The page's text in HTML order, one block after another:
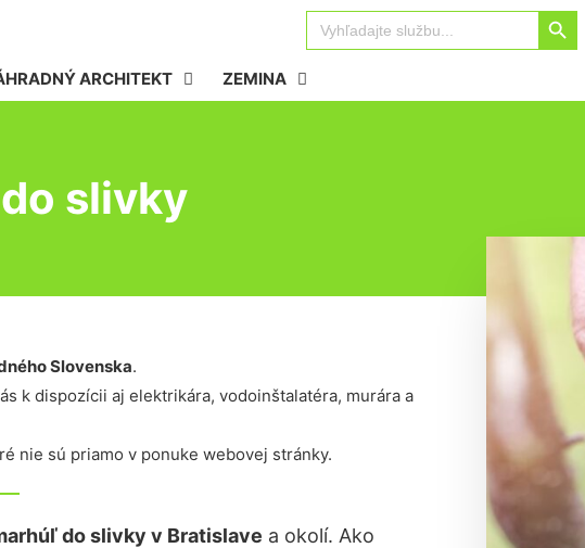
Search
for:
Search Button
ARCHITEKT ZEMINA
slivky
Slovenska.
k dispozícii aj elektrikára, vodoinštalatéra, murára a
nie sú priamo v ponuke webovej stránky.
do slivky v Bratislave a okolí. Ako